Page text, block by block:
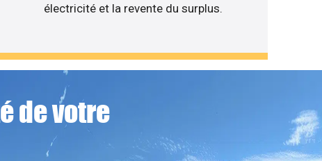
électricité et la revente du surplus.
de votre